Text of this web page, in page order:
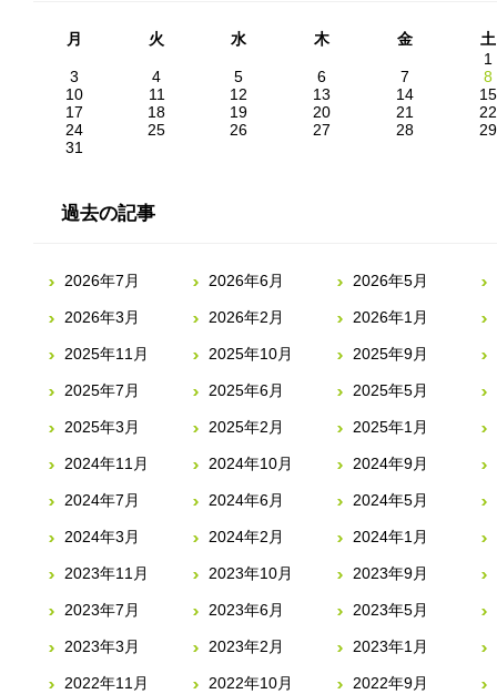
月 火 水 木 金
土
1
3
4 5 6 7
8
10
11 12 13 14
15
17
18 19 20 21
22
24
25 26 27 28
29
31
過去の記事
2026年7月 2026年6月 2026年5月
2026年3月 2026年2月 2026年1月
2025年11月 2025年10月 2025年9月
2025年7月 2025年6月 2025年5月
2025年3月 2025年2月 2025年1月
2024年11月 2024年10月 2024年9月
2024年7月 2024年6月 2024年5月
2024年3月 2024年2月 2024年1月
2023年11月 2023年10月 2023年9月
2023年7月 2023年6月 2023年5月
2023年3月 2023年2月 2023年1月
2022年11月 2022年10月 2022年9月